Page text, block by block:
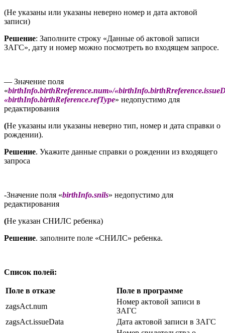
(Не указаны или указаны неверно номер и дата актовой
записи)
Решение: Заполните строку «Данные об актовой записи
ЗАГС», дату и номер можно посмотреть во входящем запросе.
— Значение поля
«birthInfo.birthRreference.num»/
«birthInfo.birthReference.refType» недопустимо для
редактирования
(Не указаны или указаны неверно тип, номер и дата справки о
рождении).
Решение. Укажите данные справки о рождении из входящего
запроса
-Значение поля «birthInfo.snils» недопустимо для
редактирования
(Не указан СНИЛС ребенка)
Решение. заполните поле «СНИЛС» ребенка.
Список полей:
Поле в отказе
Поле в программе
zagsAct.num
Номер актовой записи в
ЗАГС
zagsAct.issueData
Дата актовой записи в ЗАГС